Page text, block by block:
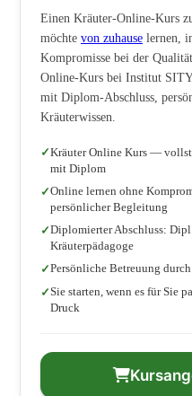
Einen Kräuter-Online-Kurs
möchte von zuhause lernen,
Kompromisse bei der
Online-Kurs bei Institut
mit Diplom-Abschluss,
Kräuterwissen.
Kräuter Online Kurs —
mit Diplom
Online lernen ohne
persönlicher Begleitung
Diplomierter Abschluss:
Kräuterpädagoge
Persönliche Betreuung
Sie starten, wenn es für Sie
Druck